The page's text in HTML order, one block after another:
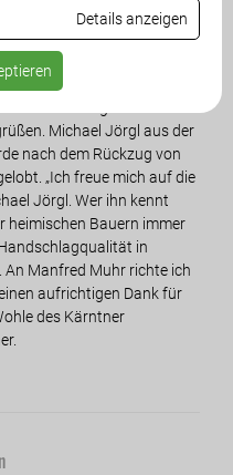
Details anzeigen
Verfügungstellung von
auf Getreide
Michael Jörgl aus der
nach dem Rückzug von
„Ich freue mich auf die
Jörgl. Wer ihn kennt
heimischen Bauern immer
in
Manfred Muhr richte ich
aufrichtigen Dank für
des Kärntner